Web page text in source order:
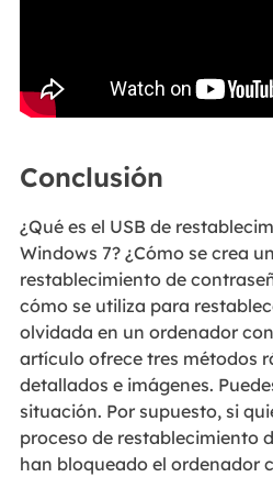
Conclusión
¿Qué es el USB de
Windows 7? ¿Cómo se crea
restablecimiento de
cómo se utiliza para
olvidada en un ordenador
artículo ofrece tres métodos
detallados e imágenes.
situación. Por supuesto, si
proceso de restablecimiento
han bloqueado el ordenador